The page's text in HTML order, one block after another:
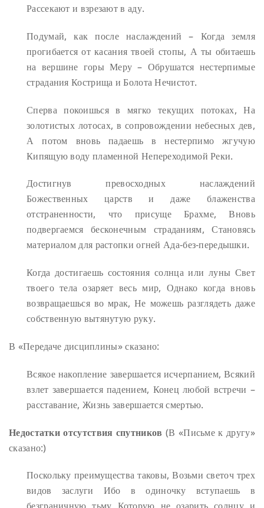
Рассекают и взрезают в аду.
Подумай, как после наслаждений – Когда земля
прогибается от касания твоей стопы, А ты обитаешь
на вершине горы Меру – Обрушатся нестерпимые
страдания Кострища и Болота Нечистот.
Сперва покоишься в мягко текущих потоках, На
золотистых лотосах, в сопровождении небесных дев,
А потом вновь падаешь в нестерпимо жгучую
Кипящую воду пламенной Непереходимой Реки.
Достигнув превосходных наслаждений
Божественных царств и даже блаженства
отстраненности, что присуще Брахме, Вновь
подвергаемся бесконечным страданиям, Становясь
материалом для растопки огней Ада-без-передышки.
Когда достигаешь состояния солнца или луны Свет
твоего тела озаряет весь мир, Однако когда вновь
возвращаешься во мрак, Не можешь разглядеть даже
собственную вытянутую руку.
В «Передаче дисциплины» сказано:
Всякое накопление завершается исчерпанием, Всякий
взлет завершается падением, Конец любой встречи –
расставание, Жизнь завершается смертью.
Недостатки отсутствия спутников (В «Письме к другу»
сказано:)
Поскольку преимущества таковы, Возьми светоч трех
видов заслуги Ибо в одиночку вступаешь в